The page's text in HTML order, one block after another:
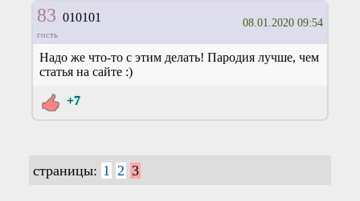
83 010101
гость
08.01.2020 09:54
Надо же что-то с этим делать! Пародия лучше, чем
статья на сайте :)
+7
страницы: 1 2 3